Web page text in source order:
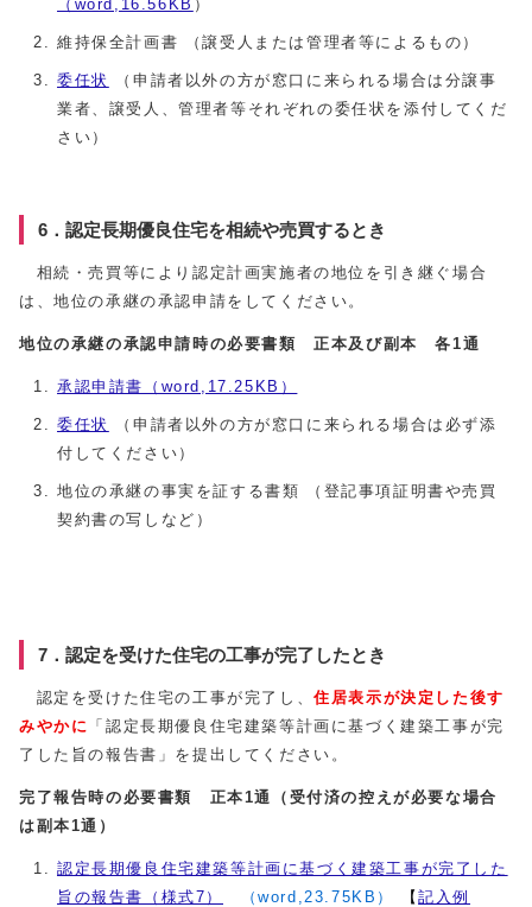
（word,16.56KB ）
維持保全計画書 （譲受人または管理者等によるもの）
委任状
（申請者以外の方が窓口に来られる場合は分譲事
業者、譲受人、管理者等それぞれの委任状を添付してくだ
さい）
6．認定長期優良住宅を相続や売買するとき
相続・売買等により認定計画実施者の地位を引き継ぐ場合
は、地位の承継の承認申請をしてください。
地位の承継の承認申請時の必要書類 正本及び副本 各1通
承認申請書（word,17.25KB）
委任状
（申請者以外の方が窓口に来られる場合は必ず添
付してください）
地位の承継の事実を証する書類 （登記事項証明書や売買
契約書の写しなど）
7．認定を受けた住宅の工事が完了したとき
認定を受けた住宅の工事が完了し、住居表示が決定した後す
みやかに 「認定長期優良住宅建築等計画に基づく建築工事が完
了した旨の報告書」を提出してください。
完了報告時の必要書類 正本1通（受付済の控えが必要な場合
は副本1通）
認定長期優良住宅建築等計画に基づく建築工事が完了した
旨の報告書（様式7）
（word,23.75KB） 【記入例